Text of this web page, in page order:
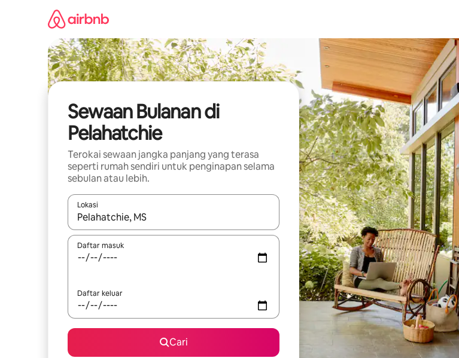
Sewaan Bulanan di
Pelahatchie
Terokai sewaan jangka panjang yang terasa
seperti rumah sendiri untuk penginapan selama
sebulan atau lebih.
Lokasi
Apabila hasil tersedia, navigasi dengan kekunci anak panah atas dan bawah atau teroka dengan
Daftar masuk
Daftar keluar
Cari